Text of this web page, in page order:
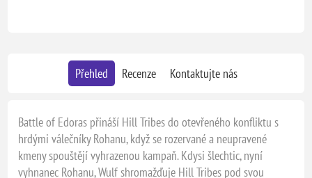
Přehled Recenze Kontaktujte nás
Battle of Edoras přináší Hill Tribes do otevřeného konfliktu s
hrdými válečníky Rohanu, když se rozervané a neupravené
kmeny spouštějí vyhrazenou kampaň. Kdysi šlechtic, nyní
vyhnanec Rohanu, Wulf shromažďuje Hill Tribes pod svou